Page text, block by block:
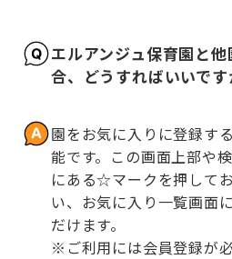
エルアンジュ保育園と
合、どうすればいいです
園をお気に入りに登録す
能です。この画面上部や
にある☆マークを押して
い、お気に入り一覧画面
だけます。
※ご利用には会員登録が